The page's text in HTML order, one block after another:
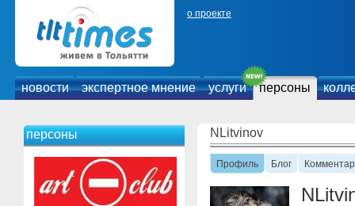
о проекте
новости экспертное мнение услуги персоны
персоны NLitvinov
Профиль Блог